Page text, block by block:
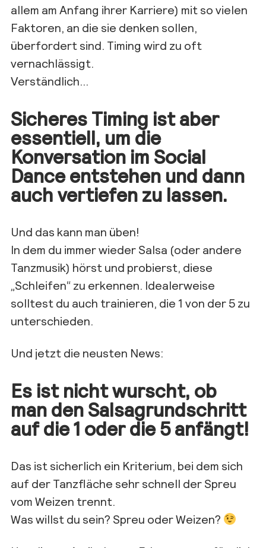
allem am Anfang ihrer Karriere) mit so vielen
Faktoren, an die sie denken sollen,
überfordert sind. Timing wird zu oft
vernachlässigt.
Verständlich…
Sicheres Timing ist aber
essentiell, um die
Konversation im Social
Dance entstehen und dann
auch vertiefen zu lassen.
Und das kann man üben!
In dem du immer wieder Salsa (oder andere
Tanzmusik) hörst und probierst, diese
„Schleifen“ zu erkennen. Idealerweise
solltest du auch trainieren, die 1 von der 5 zu
unterschieden.
Und jetzt die neusten News:
Es ist nicht wurscht, ob
man den Salsagrundschritt
auf die 1 oder die 5 anfängt!
Das ist sicherlich ein Kriterium, bei dem sich
auf der Tanzfläche sehr schnell der Spreu
vom Weizen trennt.
Was willst du sein? Spreu oder Weizen?